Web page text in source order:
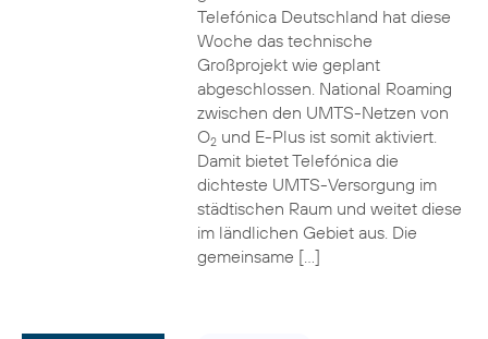
Telefónica Deutschland hat diese
Woche das technische
Großprojekt wie geplant
abgeschlossen. National Roaming
zwischen den UMTS-Netzen von
O2und E-Plus ist somit aktiviert.
Damit bietet Telefónica die
dichteste UMTS-Versorgung im
städtischen Raum und weitet diese
im ländlichen Gebiet aus. Die
gemeinsame […]